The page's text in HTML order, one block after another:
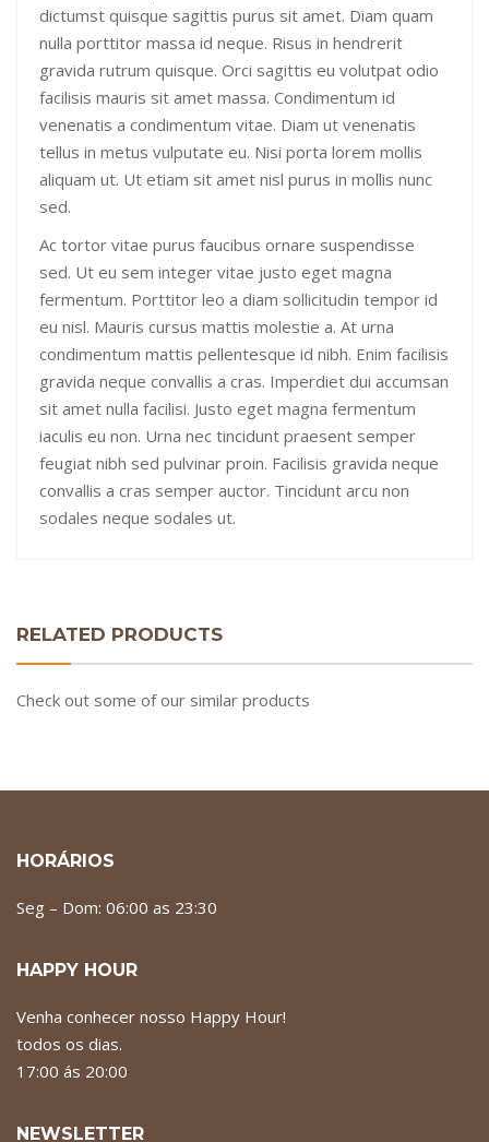
dictumst quisque sagittis purus sit amet. Diam quam
nulla porttitor massa id neque. Risus in hendrerit
gravida rutrum quisque. Orci sagittis eu volutpat odio
facilisis mauris sit amet massa. Condimentum id
venenatis a condimentum vitae. Diam ut venenatis
tellus in metus vulputate eu. Nisi porta lorem mollis
aliquam ut. Ut etiam sit amet nisl purus in mollis nunc
sed.
Ac tortor vitae purus faucibus ornare suspendisse
sed. Ut eu sem integer vitae justo eget magna
fermentum. Porttitor leo a diam sollicitudin tempor id
eu nisl. Mauris cursus mattis molestie a. At urna
condimentum mattis pellentesque id nibh. Enim facilisis
gravida neque convallis a cras. Imperdiet dui accumsan
sit amet nulla facilisi. Justo eget magna fermentum
iaculis eu non. Urna nec tincidunt praesent semper
feugiat nibh sed pulvinar proin. Facilisis gravida neque
convallis a cras semper auctor. Tincidunt arcu non
sodales neque sodales ut.
RELATED PRODUCTS
Check out some of our similar products
HORÁRIOS
Seg – Dom: 06:00 as 23:30
HAPPY HOUR
Venha conhecer nosso Happy Hour!
todos os dias.
17:00 ás 20:00
NEWSLETTER